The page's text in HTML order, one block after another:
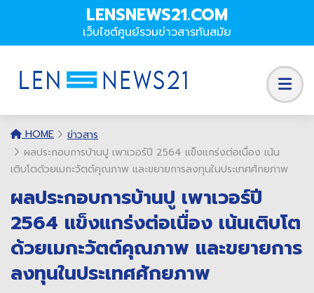
LENSNEWS21.COM
เว็บไซต์ศูนย์รวมข่าวสารทันสมัย
HOME
ข่าวสาร
ผลประกอบการบ้านปู เพาเวอร์ปี 2564 แข็งแกร่งต่อเนื่อง เน้น
เติบโตด้วยเมกะวัตต์คุณภาพ และขยายการลงทุนในประเทศศักยภาพ
ผลประกอบการบ้านปู เพาเวอร์ปี
2564 แข็งแกร่งต่อเนื่อง เน้นเติบโต
ด้วยเมกะวัตต์คุณภาพ และขยายการ
ลงทุนในประเทศศักยภาพ